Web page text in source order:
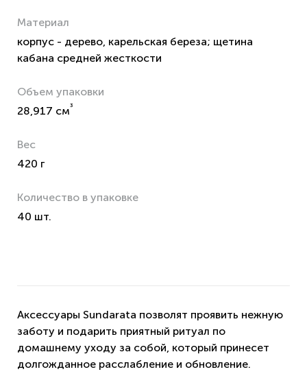
Материал
корпус - дерево, карельская береза; щетина
кабана средней жесткости
Объем упаковки
28,917 см³
Вес
420 г
Количество в упаковке
40 шт.
Аксессуары Sundarata позволят проявить нежную
заботу и подарить приятный ритуал по
домашнему уходу за собой, который принесет
долгожданное расслабление и обновление.